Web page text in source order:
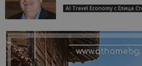
AI Travel Economy с Елица